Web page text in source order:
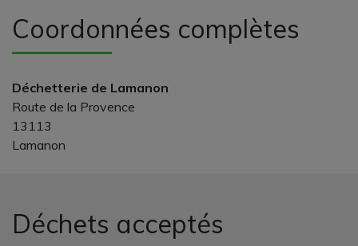
Coordonnées complètes
Déchetterie de Lamanon
Route de la Provence
13113
Lamanon
Déchets acceptés